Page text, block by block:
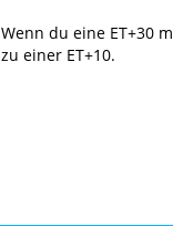
Wenn du eine ET+30
zu einer ET+10.